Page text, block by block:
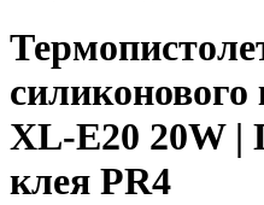
XL-E20 20W |
клея PR4